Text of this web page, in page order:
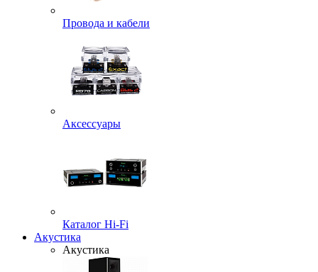
Провода и кабели
Аксессуары
Каталог Hi-Fi
Акустика
Акустика